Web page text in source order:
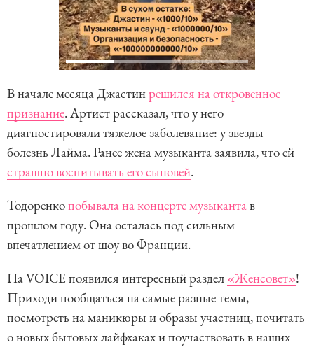
В начале месяца Джастинрешился на откровенное
признание. Артист рассказал, что у него
диагностировали тяжелое заболевание: у звезды
болезнь Лайма. Ранее жена музыканта заявила, что ей
страшно воспитывать его сыновей.
Тодоренкопобывала на концерте музыкантав
прошлом году. Она осталась под сильным
впечатлением от шоу во Франции.
На VOICE появился интересный раздел «Женсовет»!
Приходи пообщаться на самые разные темы,
посмотреть на маникюры и образы участниц, почитать
о новых бытовых лайфхаках и поучаствовать в наших